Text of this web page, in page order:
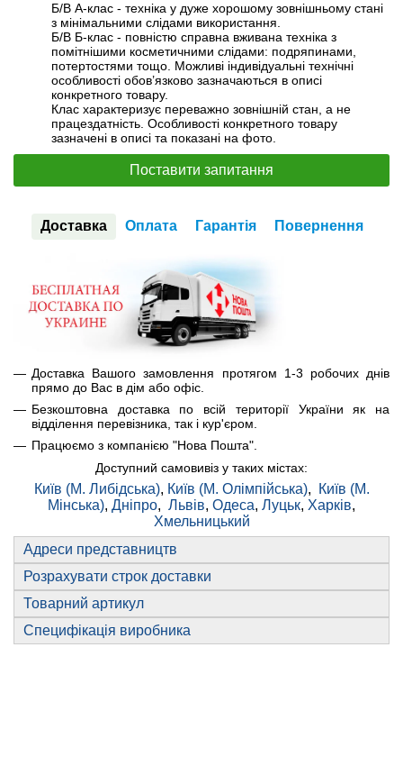
Б/В А-клас - техніка у дуже хорошому зовнішньому стані
з мінімальними слідами використання.
Б/В Б-клас - повністю справна вживана техніка з
помітнішими косметичними слідами: подряпинами,
потертостями тощо. Можливі індивідуальні технічні
особливості обов’язково зазначаються в описі
конкретного товару.
Клас характеризує переважно зовнішній стан, а не
працездатність. Особливості конкретного товару
зазначені в описі та показані на фото.
Поставити запитання
Доставка Оплата Гарантія Повернення
Доставка Вашого замовлення протягом 1-3 робочих днів
прямо до Вас в дім або офіс.
Безкоштовна доставка по всій території України як на
відділення перевізника, так і кур'єром.
Працюємо з компанією "Нова Пошта".
Доступний самовивіз у таких містах:
Київ (М. Либідська), Київ (М. Олімпійська),
Київ (М.
Мінська), Дніпро, Львів, Одеса, Луцьк, Харків,
Хмельницький
Адреси представництв
Розрахувати строк доставки
Товарний артикул
Специфікація виробника